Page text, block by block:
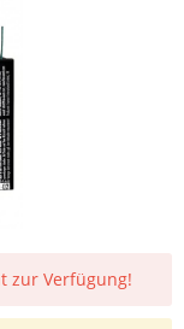
zur Verfügung!